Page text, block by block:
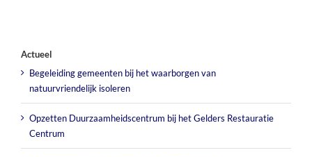
Actueel
Begeleiding gemeenten bij het waarborgen van
natuurvriendelijk isoleren
Opzetten Duurzaamheidscentrum bij het Gelders Restauratie
Centrum